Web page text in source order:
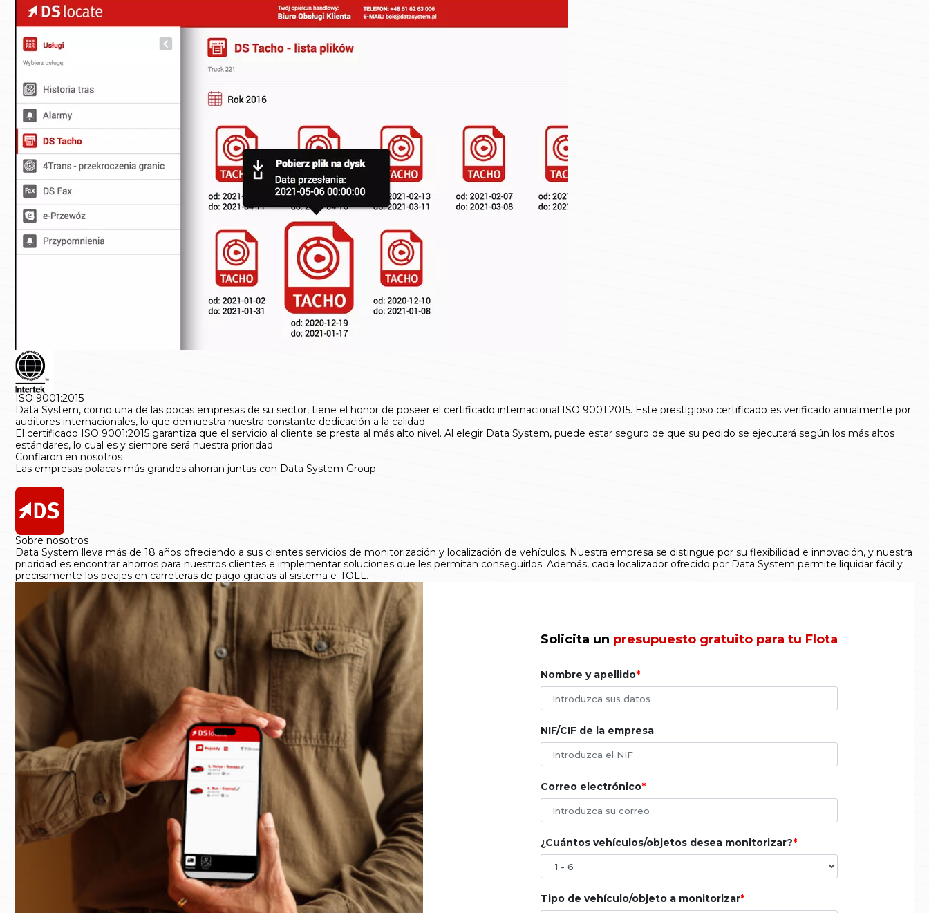
ISO 9001:2015
Data System, como una de las pocas empresas de su sector, tiene el honor de poseer el certificado internacional ISO 9001:2015. Este prestigioso certificado es verificado anualmente por
auditores internacionales, lo que demuestra nuestra constante dedicación a la calidad.
El certificado ISO 9001:2015 garantiza que el servicio al cliente se presta al más alto nivel. Al elegir Data System, puede estar seguro de que su pedido se ejecutará según los más altos
estándares, lo cual es y siempre será nuestra prioridad.
Confiaron en nosotros
Las empresas polacas más grandes ahorran juntas con Data System Group
Sobre nosotros
Data System lleva más de 18 años ofreciendo a sus clientes servicios de monitorización y localización de vehículos. Nuestra empresa se distingue por su flexibilidad e innovación, y nuestra
prioridad es encontrar ahorros para nuestros clientes e implementar soluciones que les permitan conseguirlos. Además, cada localizador ofrecido por Data System permite liquidar fácil y
precisamente los peajes en carreteras de pago gracias al sistema e-TOLL.
Solicita un presupuesto gratuito para tu Flota
Nombre y apellido
NIF/CIF de la empresa
Correo electrónico
¿Cuántos vehículos/objetos desea monitorizar?
Tipo de vehículo/objeto a monitorizar